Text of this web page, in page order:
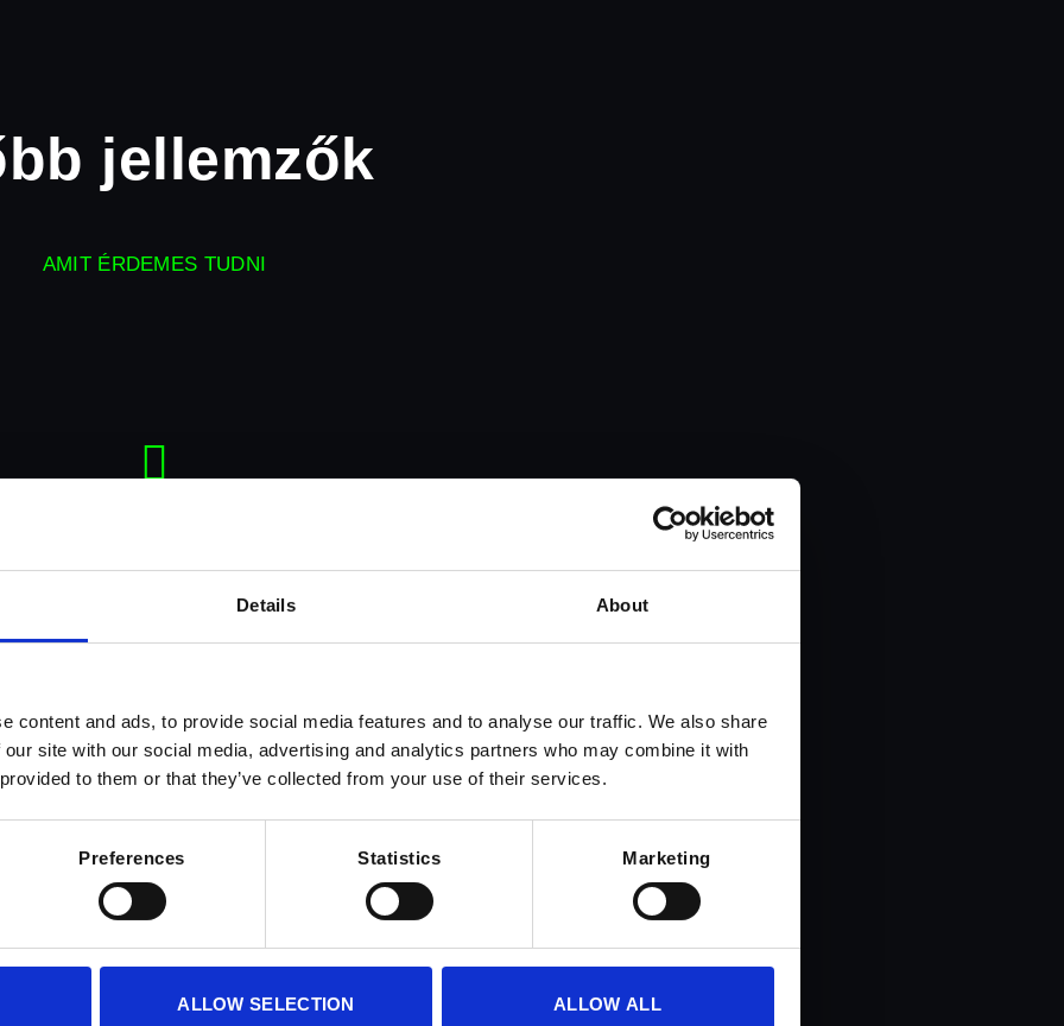
Details About
content and ads, to provide social media features and to analyse our traffic. We also share
site with our social media, advertising and analytics partners who may combine it with
to them or that they’ve collected from your use of their services.
Preferences Statistics Marketing
ALLOW SELECTION ALLOW ALL
jellemzők
AMIT ÉRDEMES TUDNI
Telepítési Idő
kényelmesen telepíthető az eszköz, és van idő az esetleges változtatásokra.